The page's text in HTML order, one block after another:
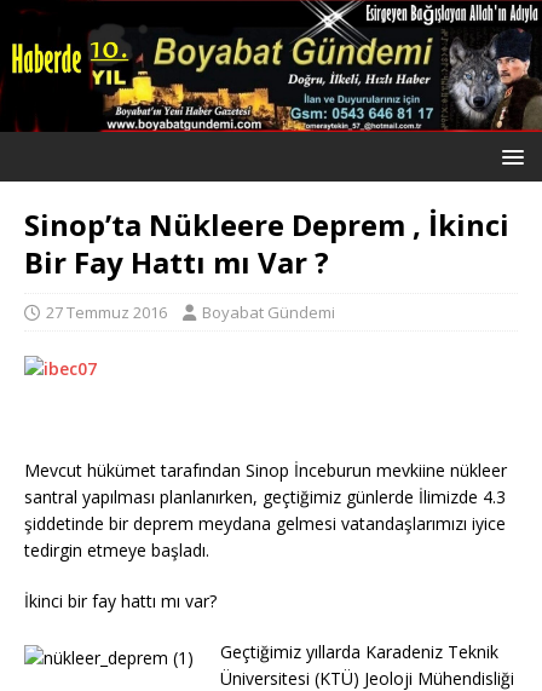
Sinop’ta Nükleere Deprem , İkinci
Bir Fay Hattı mı Var ?
27 Temmuz 2016 Boyabat Gündemi
Mevcut hükümet tarafından Sinop İnceburun mevkiine nükleer
santral yapılması planlanırken, geçtiğimiz günlerde İlimizde 4.3
şiddetinde bir deprem meydana gelmesi vatandaşlarımızı iyice
tedirgin etmeye başladı.
İkinci bir fay hattı mı var?
Geçtiğimiz yıllarda Karadeniz Teknik
Üniversitesi (KTÜ) Jeoloji Mühendisliği